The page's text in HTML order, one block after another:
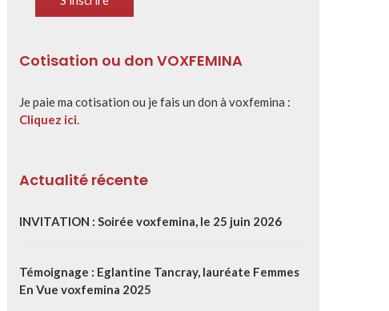
Cotisation ou don VOXFEMINA
Je paie ma cotisation ou je fais un don à voxfemina :
Cliquez ici.
Actualité récente
INVITATION : Soirée voxfemina, le 25 juin 2026
Témoignage : Eglantine Tancray, lauréate Femmes
En Vue voxfemina 2025